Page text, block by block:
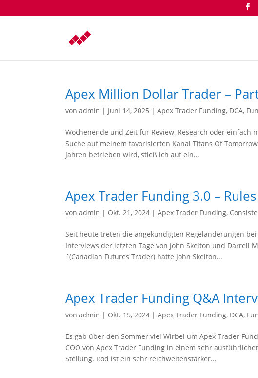
Apex Million Dollar Trader –
vonadmin | Juni 14, 2025 |Apex Trader Funding, DCA,
Wochenende und Zeit für Review, Research oder
Suche auf meinem favorisierten Kanal Titans Of
Jahren betrieben wird, stieß ich auf ein...
Apex Trader Funding 3.0 –
vonadmin | Okt. 21, 2024 |Apex Trader Funding,
Seit heute treten die angekündigten Regeländerungen
Interviews der letzten Tage von John Skelton und Darrell
´(Canadian Futures Trader) hatte John Skelton...
Apex Trader Funding Q&A
vonadmin | Okt. 15, 2024 |Apex Trader Funding, DCA,
Es gab über den Sommer viel Wirbel um Apex Trader
COO von Apex Trader Funding in einem sehr
Stellung. Rod ist ein sehr reichweitenstarker...